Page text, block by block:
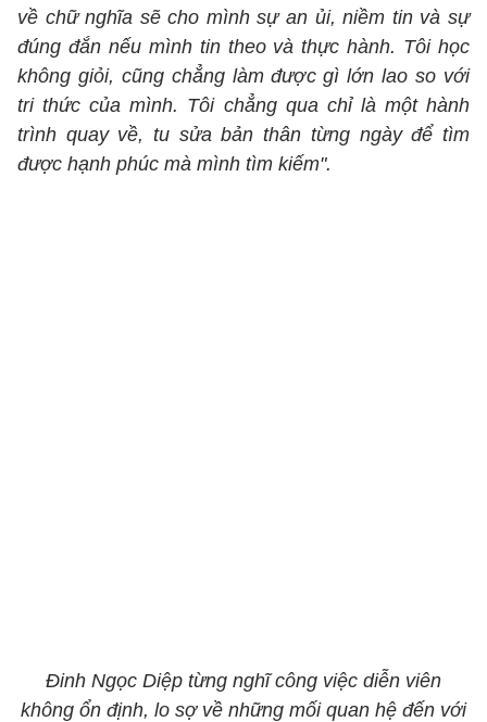
về chữ nghĩa sẽ cho mình sự an ủi, niềm tin và sự
đúng đắn nếu mình tin theo và thực hành. Tôi học
không giỏi, cũng chẳng làm được gì lớn lao so với
tri thức của mình. Tôi chẳng qua chỉ là một hành
trình quay về, tu sửa bản thân từng ngày để tìm
được hạnh phúc mà mình tìm kiếm".
Đinh Ngọc Diệp từng nghĩ công việc diễn viên
không ổn định, lo sợ về những mối quan hệ đến với